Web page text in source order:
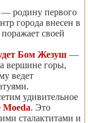
— родину первого
города внесен в
своей
Бом Жезуш —
вершине горы,
ведет
удивительное
. Это
сталактитами и